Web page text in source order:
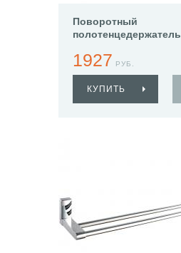
Поворотный
полотенцедержатель
1927 РУБ.
КУПИТЬ